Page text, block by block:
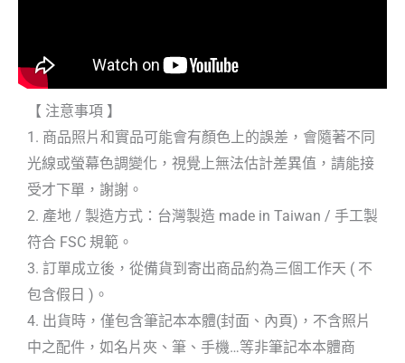
【 注意事項 】
1. 商品照片和實品可能會有顏色上的誤差，會隨著不同
光線或螢幕色調變化，視覺上無法估計差異值，請能接
受才下單，謝謝。
2. 產地 / 製造方式：台灣製造 made in Taiwan / 手工製
符合 FSC 規範。
3. 訂單成立後，從備貨到寄出商品約為三個工作天 ( 不
包含假日 )。
4. 出貨時，僅包含筆記本本體(封面、內頁)，不含照片
中之配件，如名片夾、筆、手機…等非筆記本本體商